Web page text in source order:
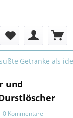
Getränke als
und
0 Kommentare